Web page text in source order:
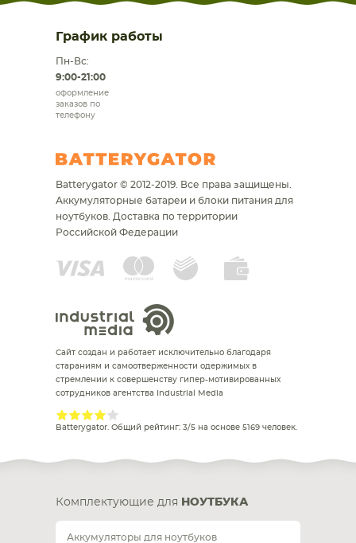
График работы
Пн-Вс:
9:00-21:00
оформление
заказов по
телефону
Batterygator © 2012-2019. Все права защищены.
Аккумуляторные батареи и блоки питания для
ноутбуков. Доставка по территории
Российской Федерации
Сайт создан и работает исключительно благодаря
стараниям и самоотверженности одержимых в
стремлении к совершенству гипер-мотивированных
сотрудников агентства Industrial Media
Batterygator. Общий рейтинг: 3/5 на основе 5169 человек.
Комплектующие для НОУТБУКА
Аккумуляторы для ноутбуков